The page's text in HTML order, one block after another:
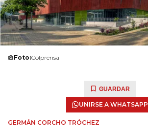
Foto:Colprensa
GUARDAR
UNIRSE A WHATSAPP
GERMÁN CORCHO TRÓCHEZ